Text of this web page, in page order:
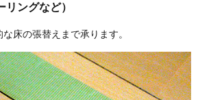
ングなど）
床の張替えまで承ります。